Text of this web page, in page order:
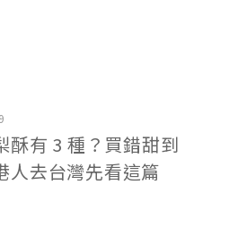
酥有 3 種？買錯甜到
人去台灣先看這篇